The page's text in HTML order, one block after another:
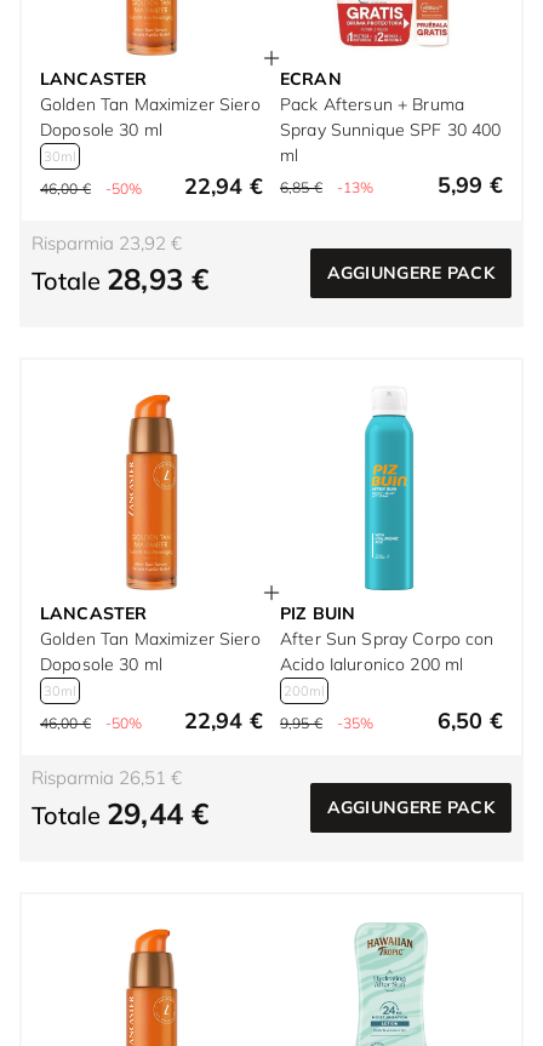
LANCASTER
Golden Tan Maximizer Siero
Doposole 30 ml
30ml
46,00 € -50% 22,94 €
ECRAN
Pack Aftersun + Bruma
Spray Sunnique SPF 30 400
ml
6,85 € -13% 5,99 €
Risparmia 23,92 €
Totale 28,93 € AGGIUNGERE PACK
LANCASTER
Golden Tan Maximizer Siero
Doposole 30 ml
30ml
46,00 € -50% 22,94 €
PIZ BUIN
After Sun Spray Corpo con
Acido Ialuronico 200 ml
200ml
9,95 € -35% 6,50 €
Risparmia 26,51 €
Totale 29,44 € AGGIUNGERE PACK